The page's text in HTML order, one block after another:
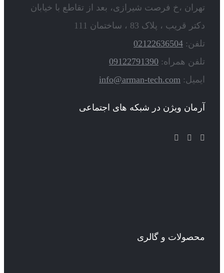
تهران ،خ فرصت شیرازی، بعد از تقاطع با خیابان
دکتر قریب ، پلاک 83 ، ساختمان 111
تلفن: 02122636504
تلفن همراه: 09122791390
ایمیل: info@arman-tech.com
آرمان ویژن در شبکه های اجتماعی
محصولات و گالری